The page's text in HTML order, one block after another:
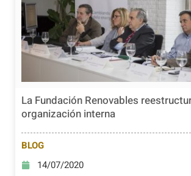
La Fundación Renovables
organización interna
BLOG
14/07/2020